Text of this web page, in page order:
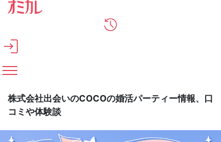
メインコンテンツへスキップ
株式会社出会いのCOCOの婚活パーティー情報、口
コミや体験談